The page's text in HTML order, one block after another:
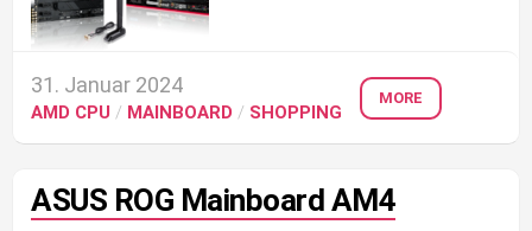
31. Januar 2024
AMD CPU / MAINBOARD / SHOPPING
MORE
ASUS ROG Mainboard AM4